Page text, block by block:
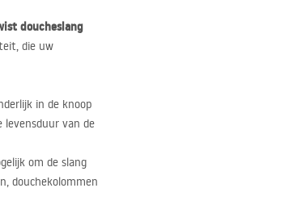
doucheslang
die uw
in de knoop
van de
om de slang
douchekolommen